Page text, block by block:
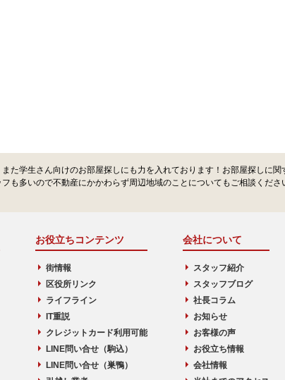
た学生さん向けのお部屋探しにも力を入れております！お部屋探しに関
も多いので不動産にかかわらず周辺地域のことについてもご相談くださ
お役立ちコンテンツ
街情報
区役所リンク
ライフライン
IT重説
クレジットカード利用可能
LINE問い合せ（駒込）
LINE問い合せ（巣鴨）
会社について
スタッフ紹介
スタッフブログ
社長コラム
お知らせ
お客様の声
お役立ち情報
会社情報